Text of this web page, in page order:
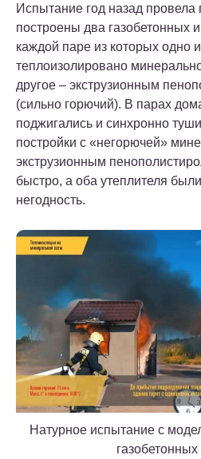
Испытание год назад провела
построены два газобетонных
каждой паре из которых одно
теплоизолировано
другое – экструзионным
(сильно горючий). В парах
поджигались и синхронно
постройки с «негорючей»
экструзионным
быстро, а оба утеплителя
негодность.
Натурное испытание с